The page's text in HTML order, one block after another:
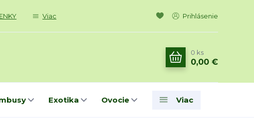
Viac Prihlásenie
0 ks
0,00 €
Exotika Ovocie Viac